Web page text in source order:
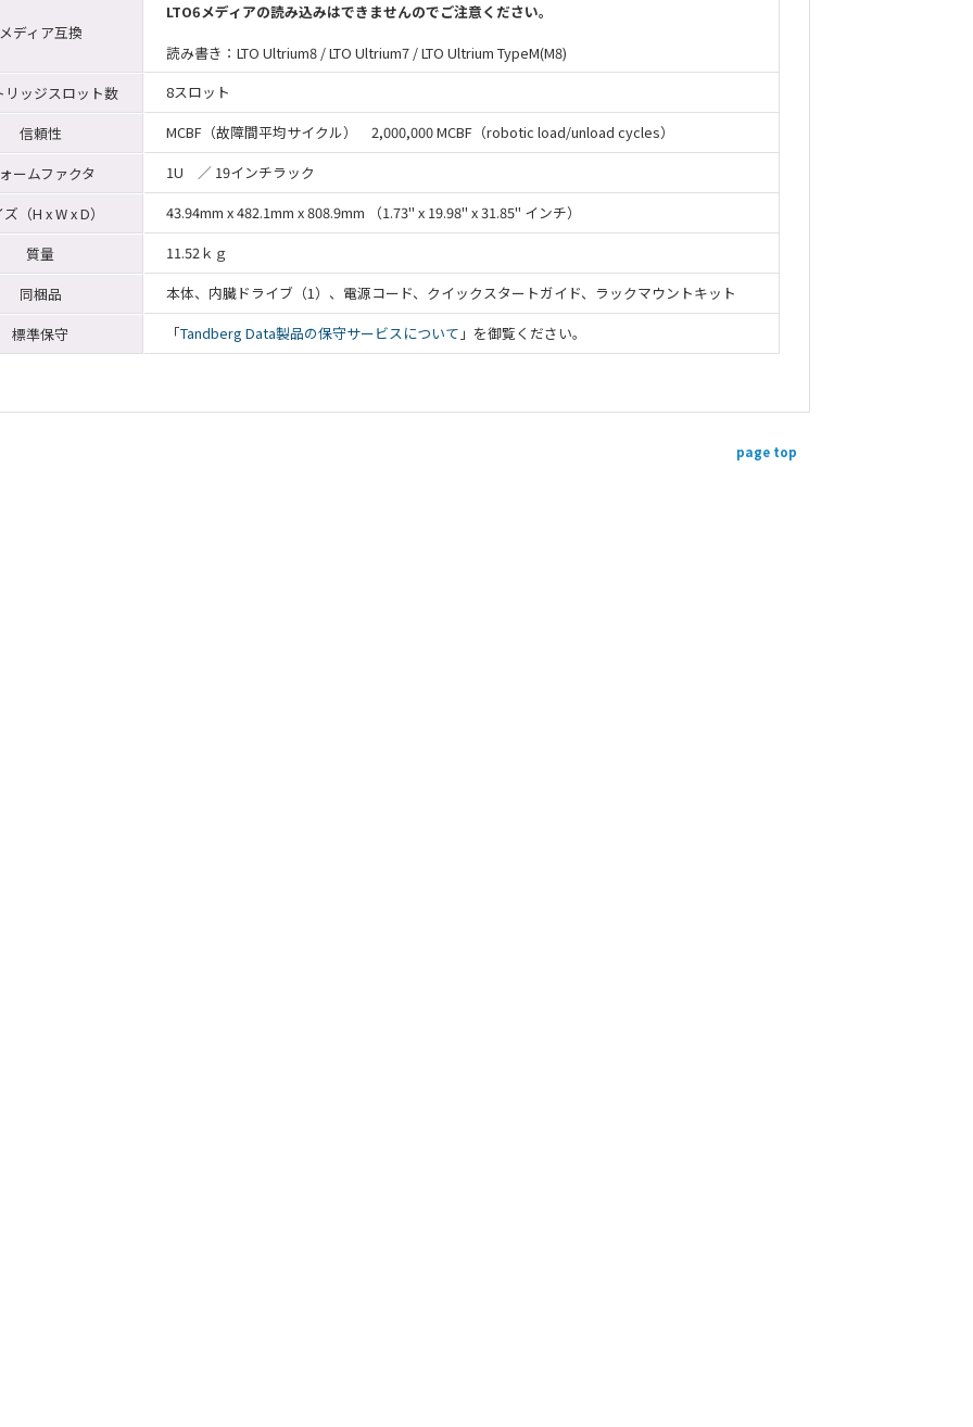
ディア互換
LTO6メディアの読み込みはできませんのでご注意ください。
読み書き：LTO Ultrium8 / LTO Ultrium7 / LTO Ultrium TypeM(M8)
リッジスロット数
8スロット
信頼性
MCBF（故障間平均サイクル） 2,000,000 MCBF（robotic load/unload cycles）
ームファクタ
1U ／ 19インチラック
（H x W x D）
43.94mm x 482.1mm x 808.9mm （1.73" x 19.98" x 31.85" インチ）
質量
11.52ｋｇ
同梱品
本体、内臓ドライブ（1）、電源コード、クイックスタートガイド、ラックマウントキット
標準保守
「Tandberg Data製品の保守サービスについて 」を御覧ください。
page top